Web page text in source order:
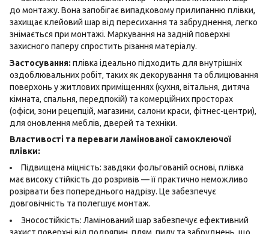
до монтажу. Вона запобігає випадковому прилипанню плівки,
захищає клейовий шар від пересихання та забруднення, легко
знімається при монтажі. Маркування на задній поверхні
захисного паперу спростить різання матеріалу.
Застосування: плівка ідеально підходить для внутрішніх
оздоблювальних робіт, таких як декорування та облицювання
поверхонь у житлових приміщеннях (кухня, вітальня, дитяча
кімната, спальня, передпокій) та комерційних просторах
(офіси, зони рецепцій, магазини, салони краси, фітнес-центри),
для оновлення меблів, дверей та техніки.
Властивості та переваги ламінованої самоклеючої
плівки:
Підвищена міцність: завдяки фольгованій основі, плівка
має високу стійкість до розривів — її практично неможливо
розірвати без попереднього надрізу. Це забезпечує
довговічність та полегшує монтаж.
Зносостійкість: Ламінований шар забезпечує ефективний